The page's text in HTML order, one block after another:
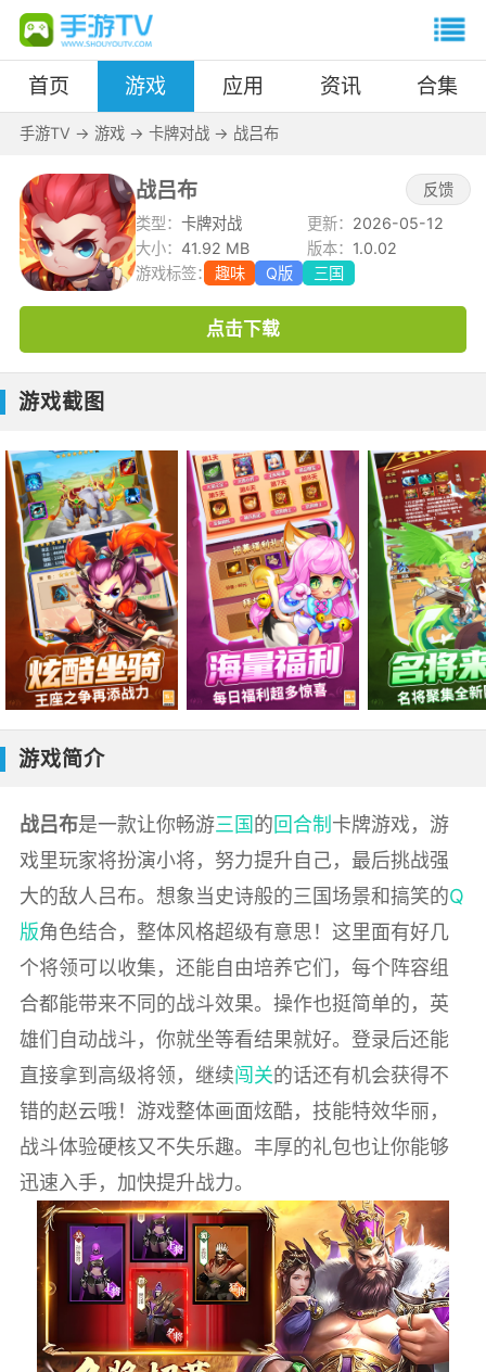
首页 游戏 应用 资讯 合集
手游TV -> 游戏-> 卡牌对战-> 战吕布
战吕布
反馈
类型：卡牌对战 更新： 2026-05-12
大小： 41.92 MB 版本： 1.0.02
游戏标签：
趣味 Q版 三国
点击下载
游戏截图
游戏简介
战吕布是一款让你畅游三国的回合制 卡牌游戏，游
戏里玩家将扮演小将，努力提升自己，最后挑战强
大的敌人吕布。想象当史诗般的三国场景和搞笑的Q
版角色结合，整体风格超级有意思！这里面有好几
个将领可以收集，还能自由培养它们，每个阵容组
合都能带来不同的战斗效果。操作也挺简单的，英
雄们自动战斗，你就坐等看结果就好。登录后还能
直接拿到高级将领，继续闯关的话还有机会获得不
错的赵云哦！游戏整体画面炫酷，技能特效华丽，
战斗体验硬核又不失乐趣。丰厚的礼包也让你能够
迅速入手，加快提升战力。